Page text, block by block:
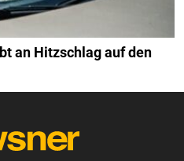
an Hitzschlag auf den